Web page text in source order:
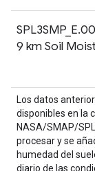
9 km Soil
Los datos
disponibles en la
NASA/SMAP/
procesar y se
humedad del
diario de las